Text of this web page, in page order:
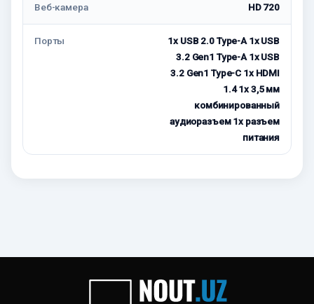
Веб-камера HD 720
Порты
1x USB 2.0 Type-A 1x USB
3.2 Gen1 Type-A 1x USB
3.2 Gen1 Type-C 1x HDMI
1.4 1x 3,5 мм
комбинированный
аудиоразъем 1x разъем
питания